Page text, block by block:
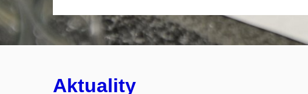
Aktuality